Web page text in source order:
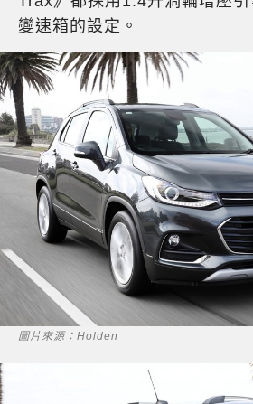
變速箱的設定。
圖片來源：Holden